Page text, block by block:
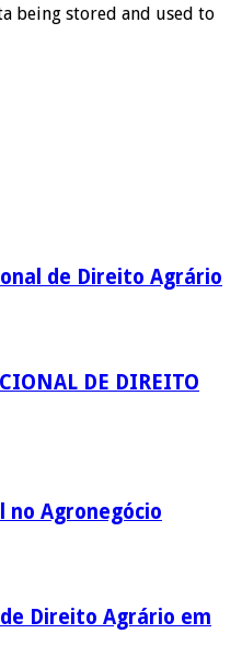
being stored and used to
de Direito Agrário
DE DIREITO
no Agronegócio
Direito Agrário em